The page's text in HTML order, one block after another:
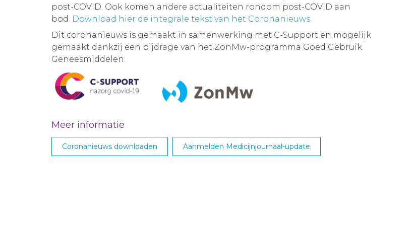
post-COVID. Ook komen andere actualiteiten rondom post-COVID aan
bod. Download hier de integrale tekst van het Coronanieuws.
Dit coronanieuws is gemaakt in samenwerking met C-Support en mogelijk
gemaakt dankzij een bijdrage van het ZonMw-programma Goed Gebruik
Geneesmiddelen.
Meer informatie
Coronanieuws downloaden Aanmelden Medicijnjournaal-update